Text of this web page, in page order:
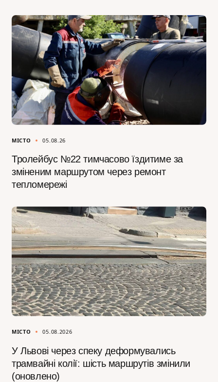
МІСТО 05.08.26
Тролейбус №22 тимчасово їздитиме за
зміненим маршрутом через ремонт
тепломережі
МІСТО 05.08.2026
У Львові через спеку деформувались
трамвайні колії: шість маршрутів змінили
(оновлено)